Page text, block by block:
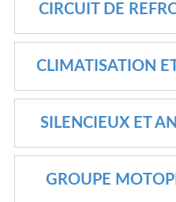
CIRCUIT DE
CLIMATISATION
SILENCIEUX ET
GROUPE